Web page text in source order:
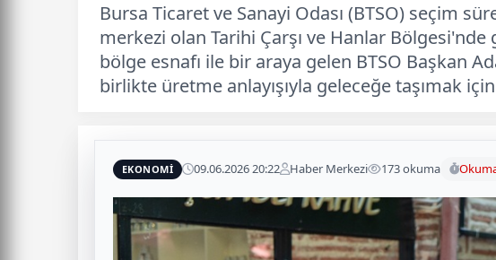
Bursa Ticaret ve Sanayi Odası (BTSO) seçim
merkezi olan Tarihi Çarşı ve Hanlar
bölge esnafı ile bir araya gelen BTSO Başkan
birlikte üretme anlayışıyla geleceğe taşımak için
EKONOMİ 09.06.2026 20:22 Haber Merkezi 173 okuma